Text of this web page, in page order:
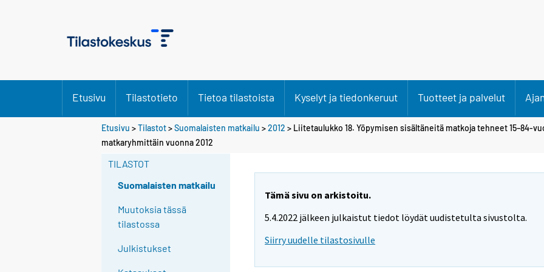
Etusivu Tilastotieto Tietoa tilastoista Kyselyt ja tiedonkeruut Tuotteet ja palvelut
Etusivu >Tilastot>Suomalaisten matkailu >2012 > Liitetaulukko 18. Yöpymisen sisältäneitä matkoja tehneet 15–84-
matkaryhmittäin vuonna 2012
TILASTOT
Suomalaisten matkailu
Muutoksia tässä
tilastossa
Julkistukset
Tämä sivu on arkistoitu.
5.4.2022 jälkeen julkaistut tiedot löydät uudistetulta sivustolta.
Siirry uudelle tilastosivulle